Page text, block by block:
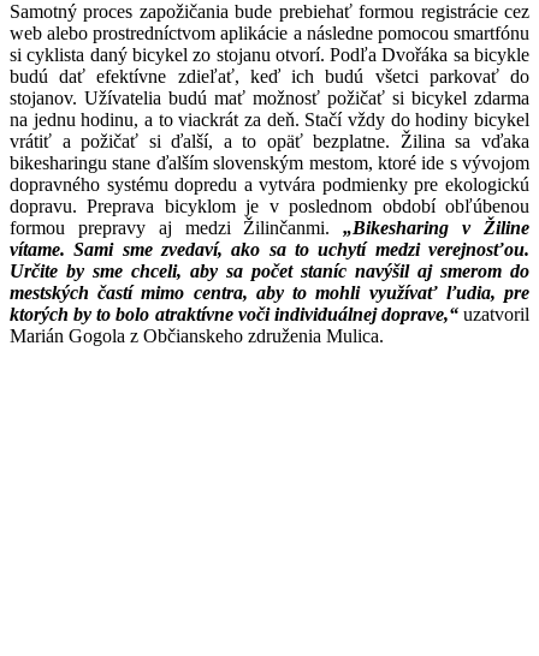
Samotný proces zapožičania bude prebiehať formou registrácie cez
web alebo prostredníctvom aplikácie a následne pomocou smartfónu
si cyklista daný bicykel zo stojanu otvorí. Podľa Dvořáka sa bicykle
budú dať efektívne zdieľať, keď ich budú všetci parkovať do
stojanov. Užívatelia budú mať možnosť požičať si bicykel zdarma
na jednu hodinu, a to viackrát za deň. Stačí vždy do hodiny bicykel
vrátiť a požičať si ďalší, a to opäť bezplatne. Žilina sa vďaka
bikesharingu stane ďalším slovenským mestom, ktoré ide s vývojom
dopravného systému dopredu a vytvára podmienky pre ekologickú
dopravu. Preprava bicyklom je v poslednom období obľúbenou
formou prepravy aj medzi Žilinčanmi.„Bikesharing v Žiline
vítame. Sami sme zvedaví, ako sa to uchytí medzi verejnosťou.
Určite by sme chceli, aby sa počet staníc navýšil aj smerom do
mestských častí mimo centra, aby to mohli využívať ľudia, pre
ktorých by to bolo atraktívne voči individuálnej doprave,“ uzatvoril
Marián Gogola z Občianskeho združenia Mulica.